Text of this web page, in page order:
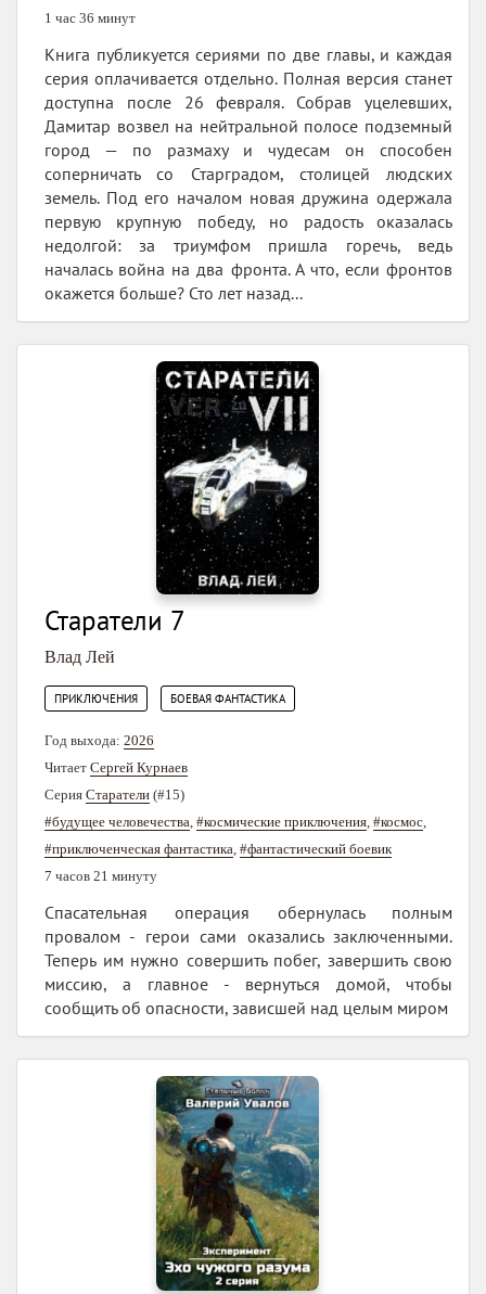
1 час 36 минут
Книга публикуется сериями по две главы, и каждая
серия оплачивается отдельно. Полная версия станет
доступна после 26 февраля. Собрав уцелевших,
Дамитар возвел на нейтральной полосе подземный
город — по размаху и чудесам он способен
соперничать со Старградом, столицей людских
земель. Под его началом новая дружина одержала
первую крупную победу, но радость оказалась
недолгой: за триумфом пришла горечь, ведь
началась война на два фронта. А что, если фронтов
окажется больше? Сто лет назад...
Старатели 7
Влад Лей
ПРИКЛЮЧЕНИЯ БОЕВАЯ ФАНТАСТИКА
Год выхода: 2026
Читает Сергей Курнаев
Серия Старатели (#15)
#будущее человечества #космические приключения #космос
#приключенческая фантастика #фантастический боевик
7 часов 21 минуту
Спасательная операция обернулась полным
провалом - герои сами оказались заключенными.
Теперь им нужно совершить побег, завершить свою
миссию, а главное - вернуться домой, чтобы
сообщить об опасности, зависшей над целым миром